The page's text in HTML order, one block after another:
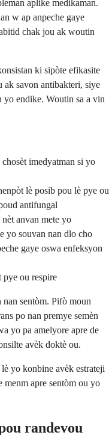
aplike medikaman.
w ap anpeche gaye
chak jou ak woutin
ki sipòte efikasite
ak savon antibakteri, siye
yo endike. Woutin sa a vin
imedyatman si yo
lè posib pou lè pye ou
antifungal
anvan mete yo
yo souvan nan dlo cho
gaye oswa enfeksyon
pye ou respire
sentòm. Pifò moun
po nan premye semèn
yo pa amelyore apre de
avèk doktè ou.
yo konbine avèk estrateji
apre sentòm ou yo
randevou